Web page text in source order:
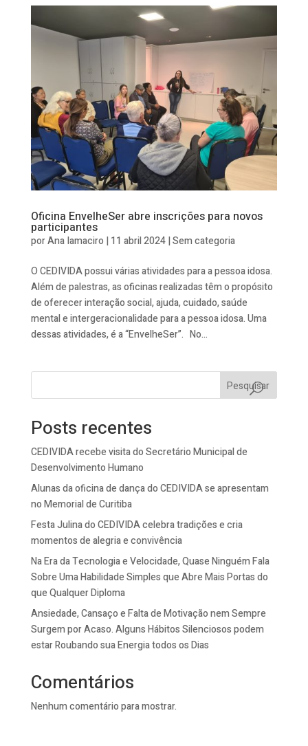
Oficina EnvelheSer abre inscrições para novos
participantes
porAna Iamaciro |11 abril 2024|Sem categoria
O CEDIVIDA possui várias atividades para a pessoa idosa.
Além de palestras, as oficinas realizadas têm o propósito
de oferecer interação social, ajuda, cuidado, saúde
mental e intergeracionalidade para a pessoa idosa. Uma
dessas atividades, é a “EnvelheSer”. No...
Pesquisar
Posts recentes
CEDIVIDA recebe visita do Secretário Municipal de
Desenvolvimento Humano
Alunas da oficina de dança do CEDIVIDA se apresentam
no Memorial de Curitiba
Festa Julina do CEDIVIDA celebra tradições e cria
momentos de alegria e convivência
Na Era da Tecnologia e Velocidade, Quase Ninguém Fala
Sobre Uma Habilidade Simples que Abre Mais Portas do
que Qualquer Diploma
Ansiedade, Cansaço e Falta de Motivação nem Sempre
Surgem por Acaso. Alguns Hábitos Silenciosos podem
estar Roubando sua Energia todos os Dias
Comentários
Nenhum comentário para mostrar.